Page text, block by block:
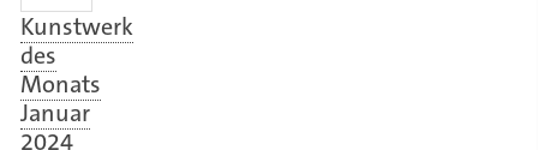
Kunstwerk
des
Monats
Januar
2024